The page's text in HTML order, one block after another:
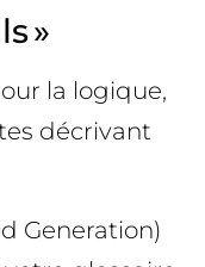
»
la logique,
décrivant
Generation)